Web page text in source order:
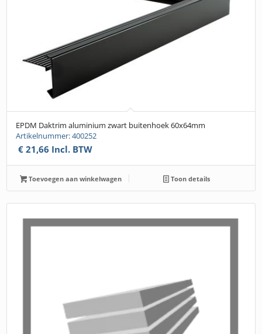
EPDM Daktrim aluminium zwart buitenhoek 60x64mm
Artikelnummer: 400252
€ 21,66 Incl. BTW
Toevoegen aan winkelwagen Toon details